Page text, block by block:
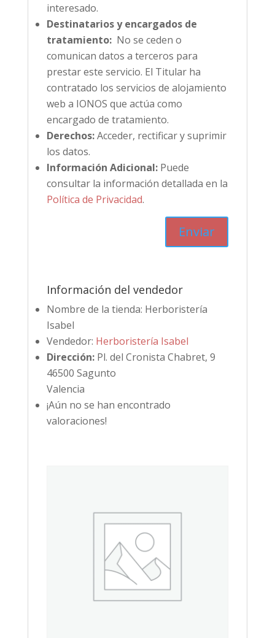
interesado.
Destinatarios y encargados de
tratamiento:No se ceden o
comunican datos a terceros para
prestar este servicio. El Titular ha
contratado los servicios de alojamiento
web a IONOS que actúa como
encargado de tratamiento.
Derechos:Acceder, rectificar y suprimir
los datos.
Información Adicional:Puede
consultar la información detallada en la
Política de Privacidad.
Información del vendedor
Nombre de la tienda: Herboristería
Isabel
Vendedor: Herboristería Isabel
Dirección: Pl. del Cronista Chabret, 9
46500 Sagunto
Valencia
¡Aún no se han encontrado
valoraciones!